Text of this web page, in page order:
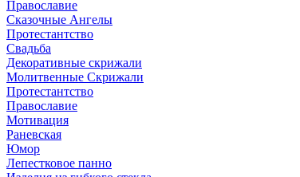
Православие
Сказочные Ангелы
Протестантство
Свадьба
Декоративные скрижали
Молитвенные Скрижали
Протестантство
Православие
Мотивация
Раневская
Юмор
Лепестковое панно